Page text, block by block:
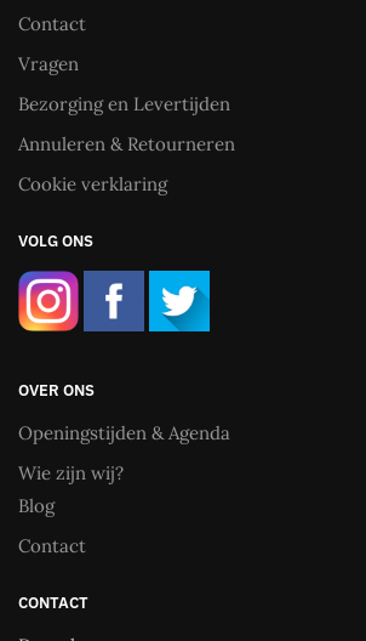
Contact
Vragen
Bezorging en Levertijden
Annuleren & Retourneren
Cookie verklaring
VOLG ONS
OVER ONS
Openingstijden & Agenda
Wie zijn wij?
Blog
Contact
CONTACT